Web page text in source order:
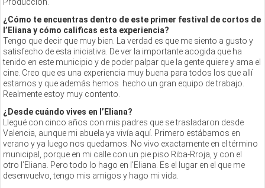
¿Cómo te encuentras dentro de este primer festival de cortos de
l’Eliana y cómo calificas esta experiencia?
Tengo que decir que muy bien. La verdad es que me siento a gusto y
satisfecho de esta iniciativa. De ver la importante acogida que ha
tenido en este municipio y de poder palpar que la gente quiere y ama el
cine. Creo que es una experiencia muy buena para todos los que allí
estamos y que además hemos hecho un gran equipo de trabajo.
Realmente estoy muy contento.
¿Desde cuándo vives en l’Eliana?
Llegué con cinco años con mis padres que se trasladaron desde
Valencia, aunque mi abuela ya vivía aquí. Primero estábamos en
verano y ya luego nos quedamos. No vivo exactamente en el término
municipal, porque en mi calle con un pie piso Riba-Rroja, y con el
otro l’Eliana. Pero todo lo hago en l’Eliana. Es el lugar en el que me
desenvuelvo, tengo mis amigos y hago mi vida.